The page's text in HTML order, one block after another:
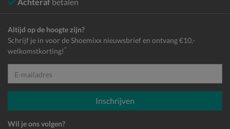
Altijd op de hoogte zijn?
Schrijf je in voor de Shoemixx nieuwsbrief en ontvang €10,-
welkomstkorting! *
E-mailadres
Inschrijven
Wil je ons volgen?